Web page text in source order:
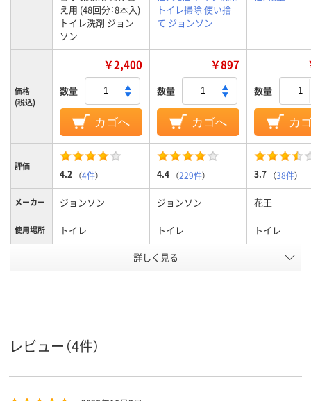
え用 (48回分：8本入)
トイレ洗剤 ジョン
ソン
トイレ掃除 使い捨
て ジョンソン
価格
(税込)
￥2,400
数量
カゴへ
￥897
数量
カゴへ
数量
カ
評価
4.2 （4件） 4.4 （229件） 3.7 （38件）
メーカー ジョンソン ジョンソン 花王
使用場所 トイレ トイレ トイレ
ブラシ
液性 弱酸性
商品環境
詳しく見る
レビュー（4件）